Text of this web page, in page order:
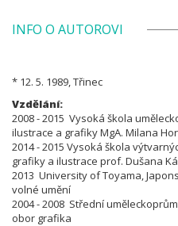
INFO O AUTOROVI
* 12. 5. 1989, Třinec
Vzdělání:
2008 - 2015 Vysoká škola
ilustrace a grafiky MgA. Milana
2014 - 2015 Vysoká škola
grafiky a ilustrace prof. Dušana
2013 University of Toyama,
volné umění
2004 - 2008 Střední
obor grafika